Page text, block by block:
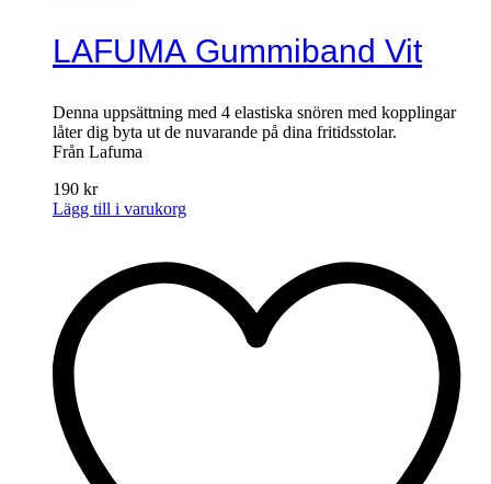
LAFUMA Gummiband Vit
Denna uppsättning med 4 elastiska snören med kopplingar
låter dig byta ut de nuvarande på dina fritidsstolar.
Från Lafuma
190 kr
Lägg till i varukorg